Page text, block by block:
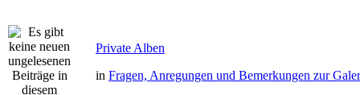
Private Alben
in Fragen, Anregungen und Bemerkungen zur